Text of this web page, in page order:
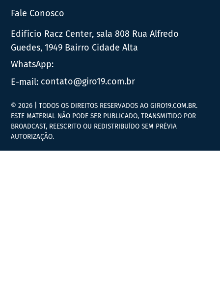
Fale Conosco
Edifício Racz Center, sala 808 Rua Alfredo
Guedes, 1949 Bairro Cidade Alta
WhatsApp:
E-mail: contato@giro19.com.br
© 2026 | TODOS OS DIREITOS RESERVADOS AO GIRO19.COM.BR.
ESTE MATERIAL NÃO PODE SER PUBLICADO, TRANSMITIDO POR
BROADCAST, REESCRITO OU REDISTRIBUÍDO SEM PRÉVIA
AUTORIZAÇÃO.